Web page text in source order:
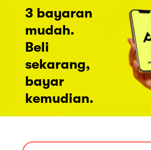
3 bayaran
mudah.
Beli
sekarang,
bayar
kemudian.